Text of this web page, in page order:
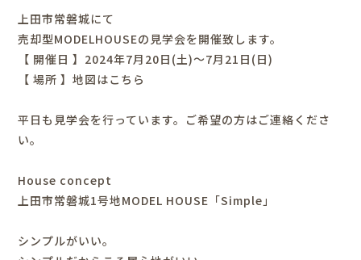
上田市常磐城にて
売却型MODELHOUSEの見学会を開催致します。
【 開催日 】2024年7月20日(土)～7月21日(日)
【 場所 】地図はこちら
平日も見学会を行っています。ご希望の方はご連絡くださ
い。
House concept
上田市常磐城1号地MODEL HOUSE「Simple」
シンプルがいい。